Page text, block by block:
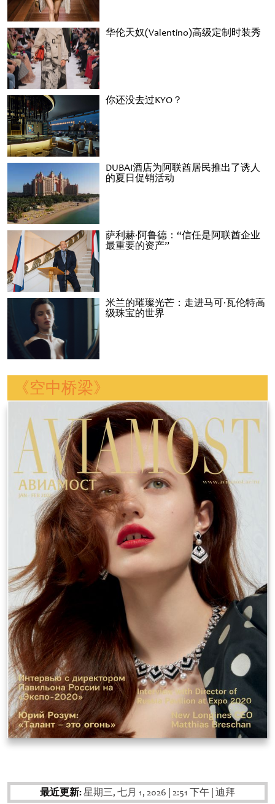
华伦天奴(Valentino)高级定制时装秀
你还没去过KYO？
DUBAI酒店为阿联酋居民推出了诱人
的夏日促销活动
萨利赫·阿鲁德：“信任是阿联酋企业
最重要的资产”
米兰的璀璨光芒：走进马可·瓦伦特高
级珠宝的世界
《空中桥梁》
最近更新:星期三, 七月 1, 2026 | 2:51 下午 | 迪拜